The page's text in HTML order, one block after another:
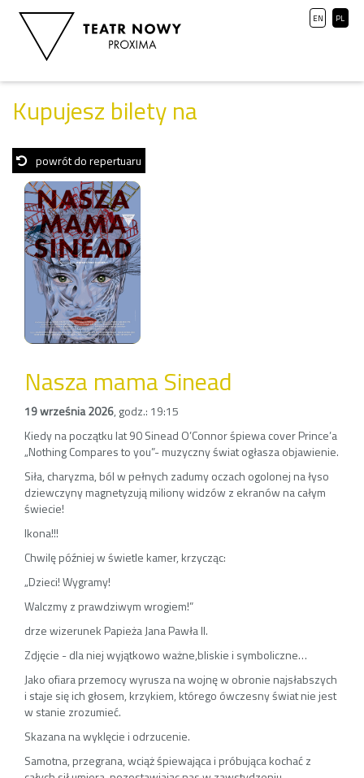
PL
EN
Kupujesz bilety na
powrót do repertuaru
Nasza mama Sinead
19 września 2026, godz.: 19:15
Kiedy na początku lat 90 Sinead O’Connor śpiewa cover Prince’a
„Nothing Compares to you”- muzyczny świat ogłasza objawienie.
Siła, charyzma, ból w pełnych zadumy oczach ogolonej na łyso
dziewczyny magnetyzują miliony widzów z ekranów na całym
świecie!
Ikona!!!
Chwilę później w świetle kamer, krzycząc:
„Dzieci! Wygramy!
Walczmy z prawdziwym wrogiem!”
drze wizerunek Papieża Jana Pawła II.
Zdjęcie - dla niej wyjątkowo ważne,bliskie i symboliczne…
Jako ofiara przemocy wyrusza na wojnę w obronie najsłabszych
i staje się ich głosem, krzykiem, którego ówczesny świat nie jest
w stanie zrozumieć.
Skazana na wyklęcie i odrzucenie.
Samotna, przegrana, wciąż śpiewająca i próbująca kochać z